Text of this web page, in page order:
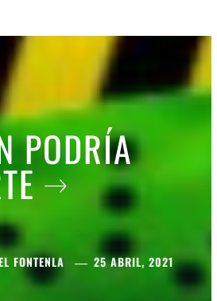
PODRÍA
FONTENLA
25 ABRIL, 2021